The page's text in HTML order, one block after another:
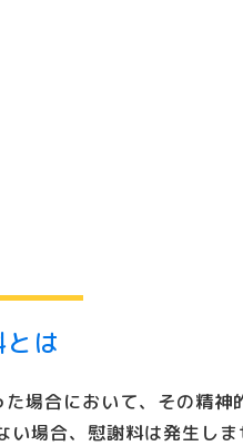
は
場合において、その精
い場合、慰謝料は発生し